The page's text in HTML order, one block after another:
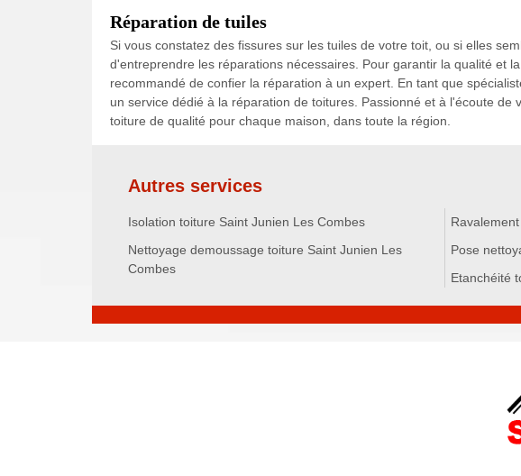
Réparation de tuiles
Si vous constatez des fissures sur les tuiles de votre toit, ou si elles
d'entreprendre les réparations nécessaires. Pour garantir la qualité et
recommandé de confier la réparation à un expert. En tant que
un service dédié à la réparation de toitures. Passionné et à l'écoute de
toiture de qualité pour chaque maison, dans toute la région.
Autres services
Isolation toiture Saint Junien Les Combes
Nettoyage demoussage toiture Saint Junien Les
Combes
Pose
Etanchéité